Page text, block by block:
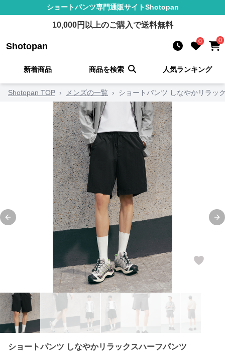
ショートパンツ専門通販サイトShotopan
10,000円以上のご購入で送料無料
Shotopan 0 0
新着商品 商品を検索 人気ランキング
Shotopan TOP › メンズの一覧 › ショートパンツ しなやかリラッ
Previous slide
ショートパンツ しなやかリラックスハーフパンツ